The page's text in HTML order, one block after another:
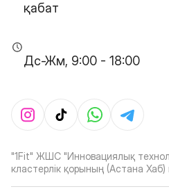
қабат
Дс-Жм, 9:00 - 18:00
"1Fit" ЖШС "Инновациялық
кластерлік қорының (Астана